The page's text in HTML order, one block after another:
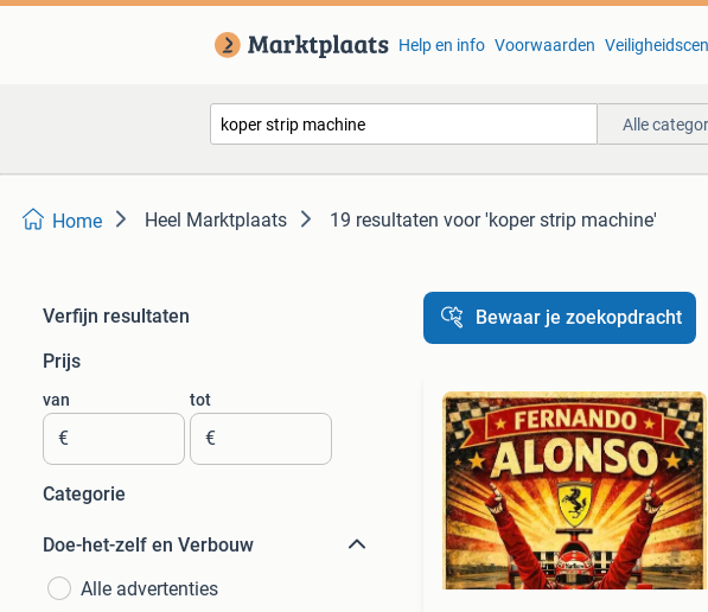
Help en info Voorwaarden
Alle
Home Heel Marktplaats 19 resultaten voor 'koper strip machine'
Verfijn resultaten
Prijs
van
€
tot
€
Categorie
Doe-het-zelf en Verbouw
Alle advertenties
Bewaar je zoekopdracht